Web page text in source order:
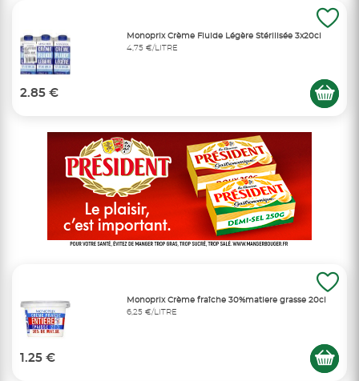
Monoprix Crème Fluide Légère Stérilisée 3x20cl
4,75 €/LITRE
2.85 €
Monoprix Crème fraîche 30%matiere grasse 20cl
6,25 €/LITRE
1.25 €